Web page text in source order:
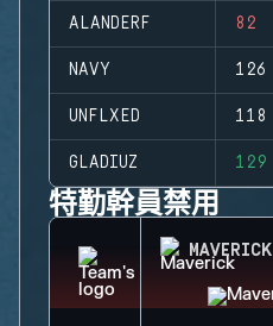
ALANDERF 82
NAVY 126
UNFLXED 118
GLADIUZ 129
特勤幹員禁用
MAVERICK